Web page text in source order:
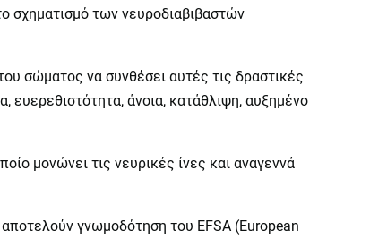
σχηματισμό των νευροδιαβιβαστών
σώματος να συνθέσει αυτές τις δραστικές
ευερεθιστότητα, άνοια, κατάθλιψη, αυξημένο
μονώνει τις νευρικές ίνες και αναγεννά
γνωμοδότηση του EFSA (European